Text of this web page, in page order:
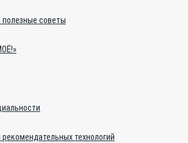
полезные советы
технологий